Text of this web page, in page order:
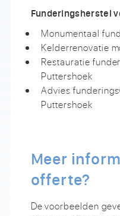
Funderingsherstel
Monumentaal
Kelderrenovatie
Restauratie
Puttershoek
Advies
Puttershoek
Meer
offerte?
De voorbeelden